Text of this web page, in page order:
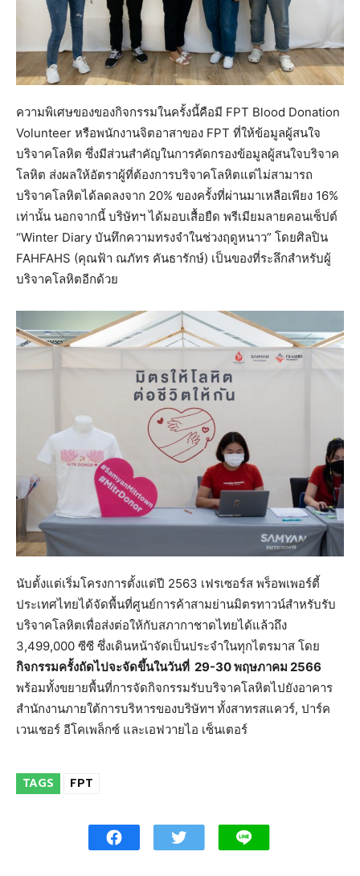
ความพิเศษของของกิจกรรมในครั้งนี้คือมี FPT Blood Donation
Volunteer หรือพนักงานจิตอาสาของ FPT ที่ให้ข้อมูลผู้สนใจ
บริจาคโลหิต ซึ่งมีส่วนสำคัญในการคัดกรองข้อมูลผู้สนใจบริจาค
โลหิต ส่งผลให้อัตราผู้ที่ต้องการบริจาคโลหิตแต่ไม่สามารถ
บริจาคโลหิตได้ลดลงจาก 20% ของครั้งที่ผ่านมาเหลือเพียง 16%
เท่านั้น นอกจากนี้ บริษัทฯ ได้มอบเสื้อยืด พรีเมียมลายคอนเซ็ปต์
“Winter Diary บันทึกความทรงจำในช่วงฤดูหนาว” โดยศิลปิน
FAHFAHS (คุณฟ้า ณภัทร คันธารักษ์) เป็นของที่ระลึกสำหรับผู้
บริจาคโลหิตอีกด้วย
นับตั้งแต่เริ่มโครงการตั้งแต่ปี 2563 เฟรเซอร์ส พร็อพเพอร์ตี้
ประเทศไทยได้จัดพื้นที่ศูนย์การค้าสามย่านมิตรทาวน์สำหรับรับ
บริจาคโลหิตเพื่อส่งต่อให้กับสภากาชาดไทยได้แล้วถึง
3,499,000 ซีซี ซึ่งเดินหน้าจัดเป็นประจำในทุกไตรมาส โดย
กิจกรรมครั้งถัดไปจะจัดขึ้นในวันที่ 29-30 พฤษภาคม 2566
พร้อมทั้งขยายพื้นที่การจัดกิจกรรมรับบริจาคโลหิตไปยังอาคาร
สำนักงานภายใต้การบริหารของบริษัทฯ ทั้งสาทรสแควร์, ปาร์ค
เวนเชอร์ อีโคเพล็กซ์ และเอฟวายไอ เซ็นเตอร์
TAGS FPT